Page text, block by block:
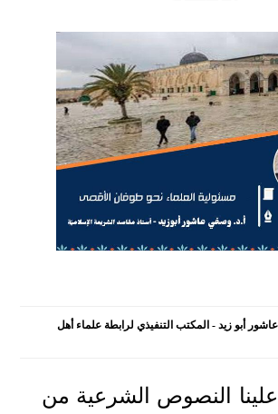
أبو زيد - المكتب التنفيذي لرابطة علماء أهل
النصوص الشرعية من